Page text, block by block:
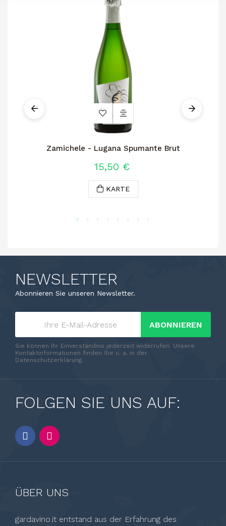
Zamichele - Lugana Spumante Brut
15,50 €
KARTE
NEWSLETTER
Abonnieren Sie unseren Newsletter.
ABONNIEREN
Sie können Ihr Einverständnis jederzeit widerrufen. Unsere
Kontaktinformationen finden Sie u. a. in der
Datenschutzerklärung.
FOLGEN SIE UNS AUF:
ÜBER UNS
gardavino.it entstand aus der Erfahrung des